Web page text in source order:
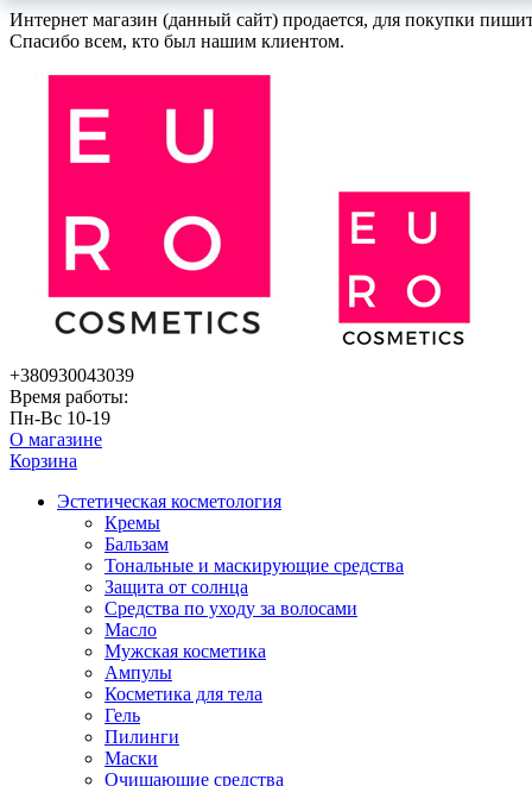
Интернет магазин (данный сайт) продается, для покупки
Спасибо всем, кто был нашим клиентом.
+380930043039
Время работы:
Пн-Вс 10-19
О магазине
Корзина
Эстетическая косметология
Кремы
Бальзам
Тональные и маскирующие средства
Защита от солнца
Средства по уходу за волосами
Масло
Мужская косметика
Ампулы
Косметика для тела
Гель
Пилинги
Маски
Очищающие средства